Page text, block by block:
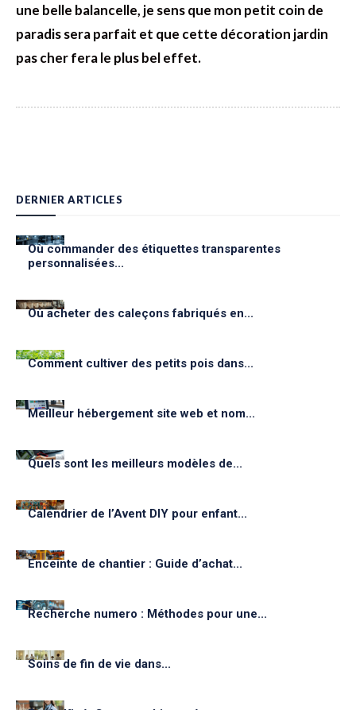
une belle balancelle, je sens que mon petit coin de
paradis sera parfait et que cette décoration jardin
pas cher fera le plus bel effet.
DERNIER ARTICLES
Où commander des étiquettes transparentes
personnalisées...
Où acheter des caleçons fabriqués en...
Comment cultiver des petits pois dans...
Meilleur hébergement site web et nom...
Quels sont les meilleurs modèles de...
Calendrier de l’Avent DIY pour enfant...
Enceinte de chantier : Guide d’achat...
Recherche numero : Méthodes pour une...
Soins de fin de vie dans...